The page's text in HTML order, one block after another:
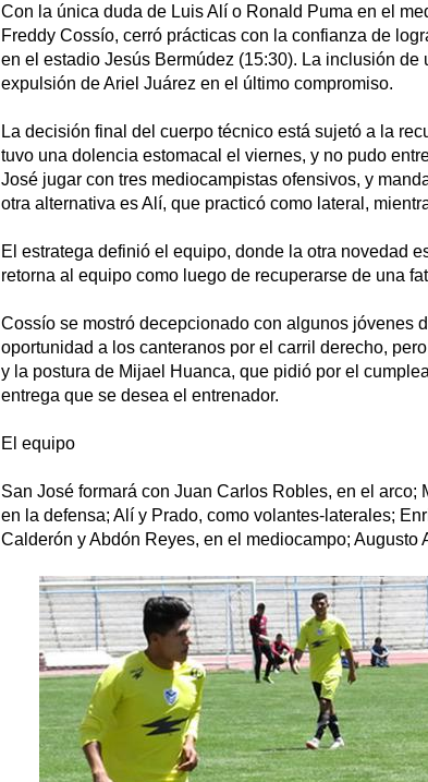
Con la única duda de Luis Alí o Ronald Puma en el
Freddy Cossío, cerró prácticas con la confianza de
en el estadio Jesús Bermúdez (15:30). La inclusión
expulsión de Ariel Juárez en el último compromiso.
La decisión final del cuerpo técnico está sujetó a la
tuvo una dolencia estomacal el viernes, y no pudo
José jugar con tres mediocampistas ofensivos, y
otra alternativa es Alí, que practicó como lateral,
El estratega definió el equipo, donde la otra novedad
retorna al equipo como luego de recuperarse de una
Cossío se mostró decepcionado con algunos jóvenes
oportunidad a los canteranos por el carril derecho,
y la postura de Mijael Huanca, que pidió por el
entrega que se desea el entrenador.
El equipo
San José formará con Juan Carlos Robles, en el
en la defensa; Alí y Prado, como volantes-laterales;
Calderón y Abdón Reyes, en el mediocampo; Augusto